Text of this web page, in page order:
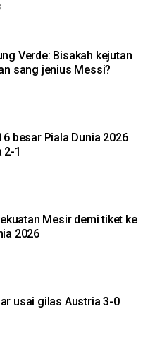
Verde: Bisakah kejutan
sang jenius Messi?
besar Piala Dunia 2026
2-1
Mesir demi tiket ke
2026
usai gilas Austria 3-0